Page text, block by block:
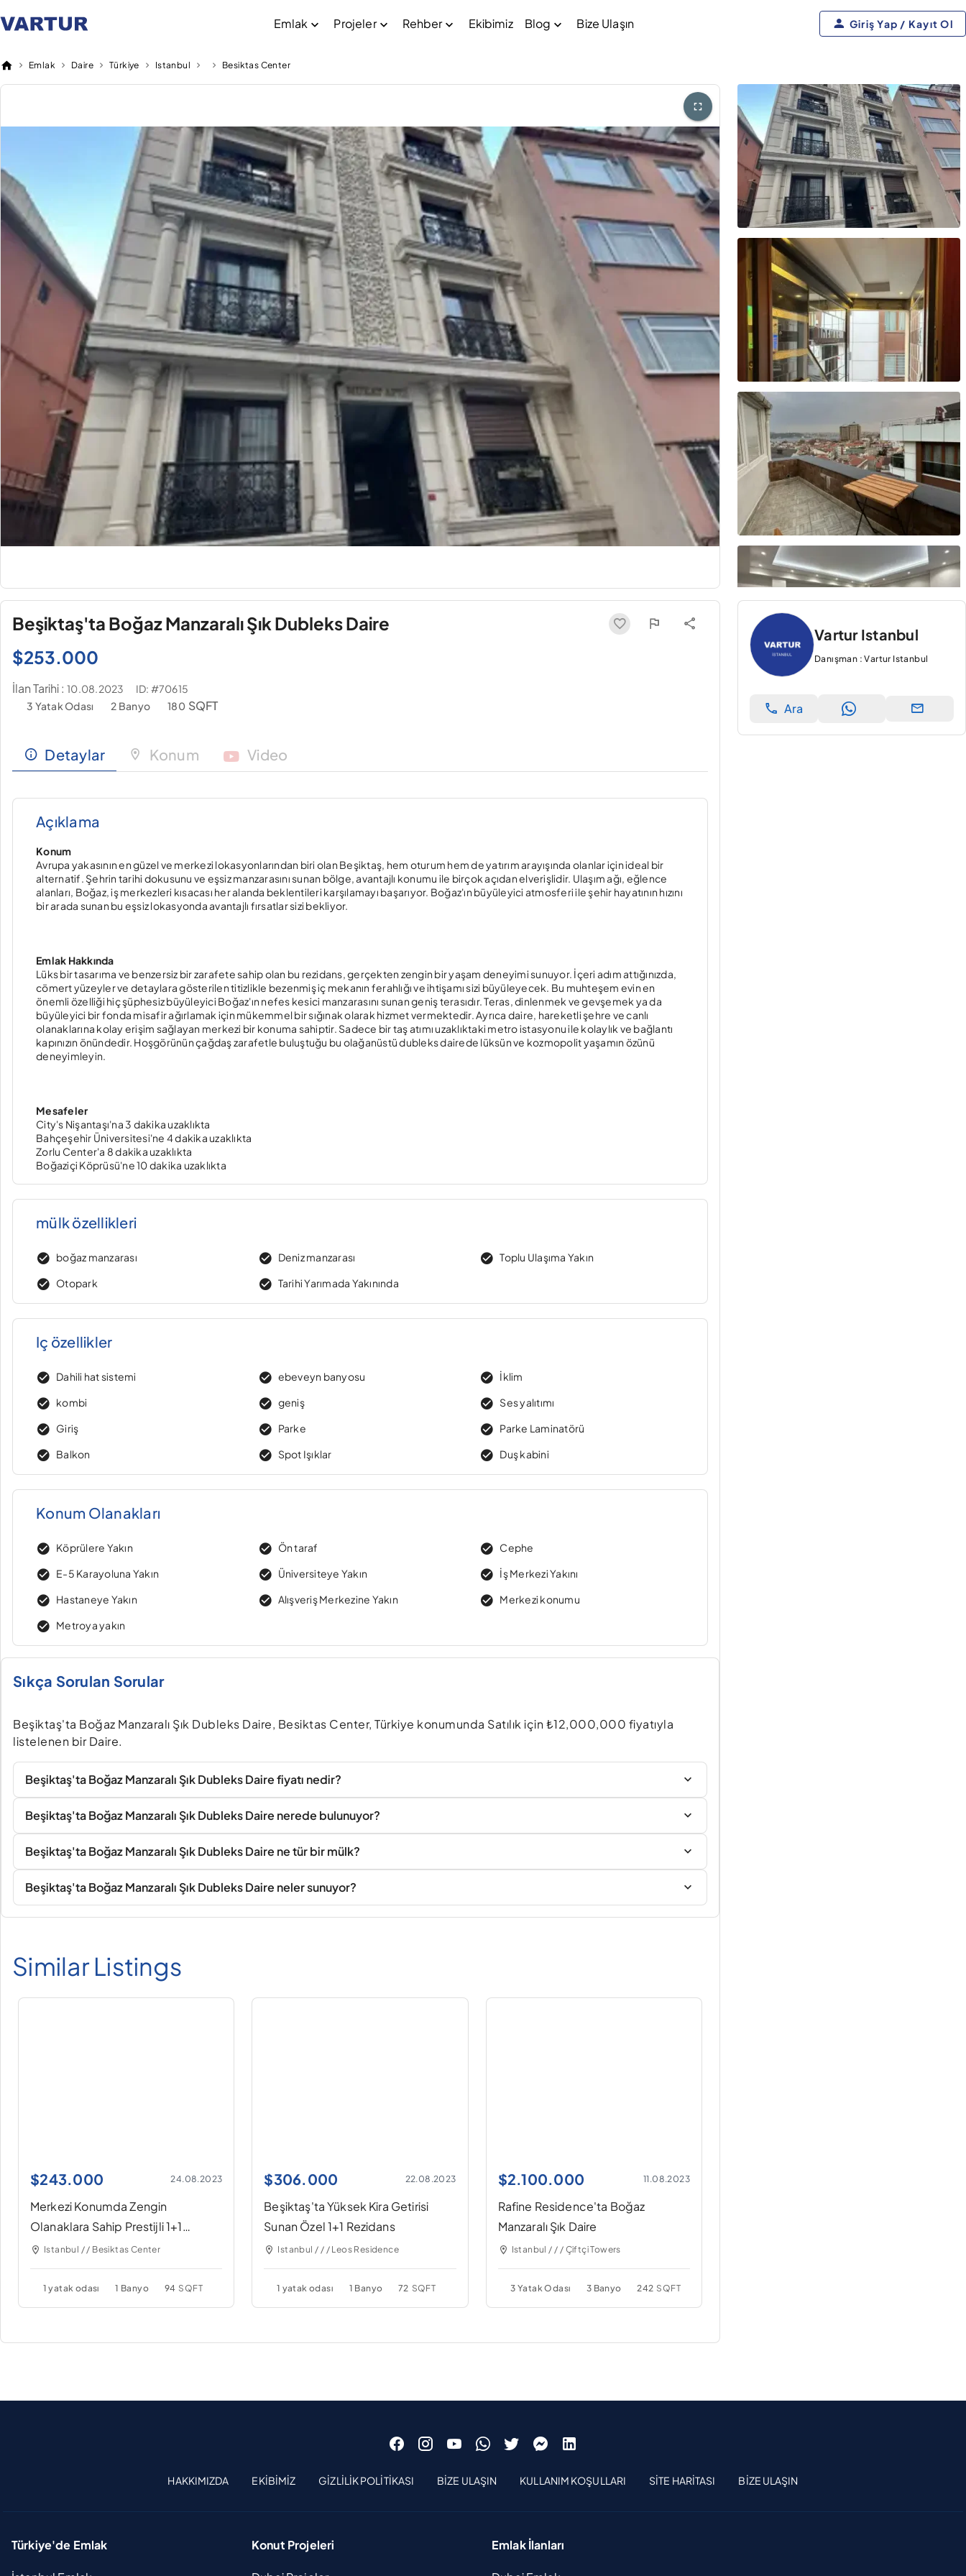
Emlak Projeler Rehber Ekibimiz Blog Bize Ulaşın Giriş Yap / Kayıt Ol
Emlak Daire Türkiye Istanbul Besiktas Center
Beşiktaş'ta Boğaz Manzaralı Şık Dubleks Daire
$253.000
İlan Tarihi : 10.08.2023
ID: #70615
3 Yatak Odası
2 Banyo 180 SQFT
Detaylar Konum Video
Açıklama
Konum
Avrupa yakasının en güzel ve merkezi lokasyonlarından biri olan Beşiktaş, hem oturum hem de yatırım arayışında olanlar için ideal bir
alternatif. Şehrin tarihi dokusunu ve eşsiz manzarasını sunan bölge, avantajlı konumu ile birçok açıdan elverişlidir. Ulaşım ağı, eğlence
alanları, Boğaz, iş merkezleri kısacası her alanda beklentileri karşılamayı başarıyor. Boğaz'ın büyüleyici atmosferi ile şehir hayatının hızını
bir arada sunan bu eşsiz lokasyonda avantajlı fırsatlar sizi bekliyor.
Emlak Hakkında
Lüks bir tasarıma ve benzersiz bir zarafete sahip olan bu rezidans, gerçekten zengin bir yaşam deneyimi sunuyor. İçeri adım attığınızda,
cömert yüzeyler ve detaylara gösterilen titizlikle bezenmiş iç mekanın ferahlığı ve ihtişamı sizi büyüleyecek. Bu muhteşem evin en
önemli özelliği hiç şüphesiz büyüleyici Boğaz'ın nefes kesici manzarasını sunan geniş terasıdır. Teras, dinlenmek ve gevşemek ya da
büyüleyici bir fonda misafir ağırlamak için mükemmel bir sığınak olarak hizmet vermektedir. Ayrıca daire, hareketli şehre ve canlı
olanaklarına kolay erişim sağlayan merkezi bir konuma sahiptir. Sadece bir taş atımı uzaklıktaki metro istasyonu ile kolaylık ve bağlantı
kapınızın önündedir. Hoşgörünün çağdaş zarafetle buluştuğu bu olağanüstü dubleks dairede lüksün ve kozmopolit yaşamın özünü
deneyimleyin.
Mesafeler
City's Nişantaşı'na 3 dakika uzaklıkta
Bahçeşehir Üniversitesi'ne 4 dakika uzaklıkta
Zorlu Center'a 8 dakika uzaklıkta
Boğaziçi Köprüsü'ne 10 dakika uzaklıkta
mülk özellikleri
boğaz manzarası Deniz manzarası
Toplu Ulaşıma Yakın
Otopark
Tarihi Yarımada Yakınında
Iç özellikler
Dahili hat sistemi ebeveyn banyosu
İklim
kombi
geniş
Ses yalıtımı
Giriş
Parke
Parke Laminatörü
Balkon
Spot Işıklar Duş kabini
Konum Olanakları
Köprülere Yakın Ön taraf
Cephe
E-5 Karayoluna Yakın
Üniversiteye Yakın
İş Merkezi Yakını
Hastaneye Yakın
Alışveriş Merkezine Yakın
Merkezi konumu
Metroya yakın
Sıkça Sorulan Sorular
Beşiktaş'ta Boğaz Manzaralı Şık Dubleks Daire, Besiktas Center, Türkiye konumunda Satılık için ₺12,000,000 fiyatıyla
listelenen bir Daire.
Beşiktaş'ta Boğaz Manzaralı Şık Dubleks Daire fiyatı nedir?
Beşiktaş'ta Boğaz Manzaralı Şık Dubleks Daire nerede bulunuyor?
Beşiktaş'ta Boğaz Manzaralı Şık Dubleks Daire ne tür bir mülk?
Beşiktaş'ta Boğaz Manzaralı Şık Dubleks Daire neler sunuyor?
Similar Listings
$243.000 24.08.2023
Merkezi Konumda Zengin
Olanaklara Sahip Prestijli 1+1
Rezidans
Istanbul / / Besiktas Center
1 yatak odası 1 Banyo 94 SQFT
$306.000 22.08.2023
Beşiktaş'ta Yüksek Kira Getirisi
Sunan Özel 1+1 Rezidans
Istanbul / / / Leos Residence
1 yatak odası 1 Banyo 72 SQFT
$2.100.000 11.08.2023
Rafine Residence'ta Boğaz
Manzaralı Şık Daire
Istanbul / / / Çiftçi Towers
3 Yatak Odası 3 Banyo 242 SQFT
Vartur Istanbul
Danışman : Vartur Istanbul
Ara
HAKKIMIZDA EKIBIMIZ GIZLILIK POLITIKASI BIZE ULAŞIN KULLANIM KOŞULLARI SITE HARITASI BIZE ULAŞIN
Türkiye'de Emlak Konut Projeleri Emlak İlanları